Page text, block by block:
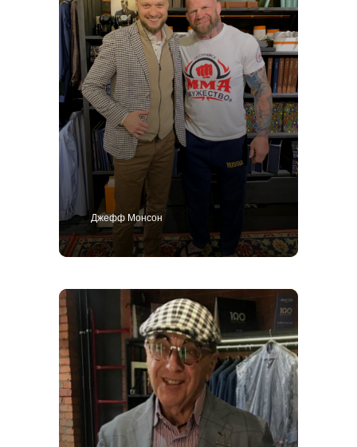
Джефф Монсон
Публичная оферта
Политика конфиденциальности
ИП Поличко Дмитрий Олегович
Подарочный сертификат
Мужской гардероб
Ткани для пошива одежды
Bespoke
MTM
О нас